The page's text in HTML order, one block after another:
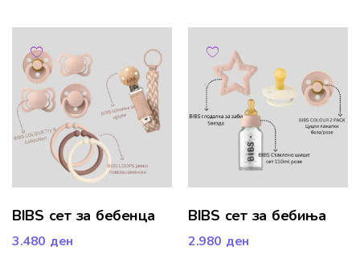
BIBS сет за бебенца
3.480 ден
BIBS сет за бебиња
2.980 ден